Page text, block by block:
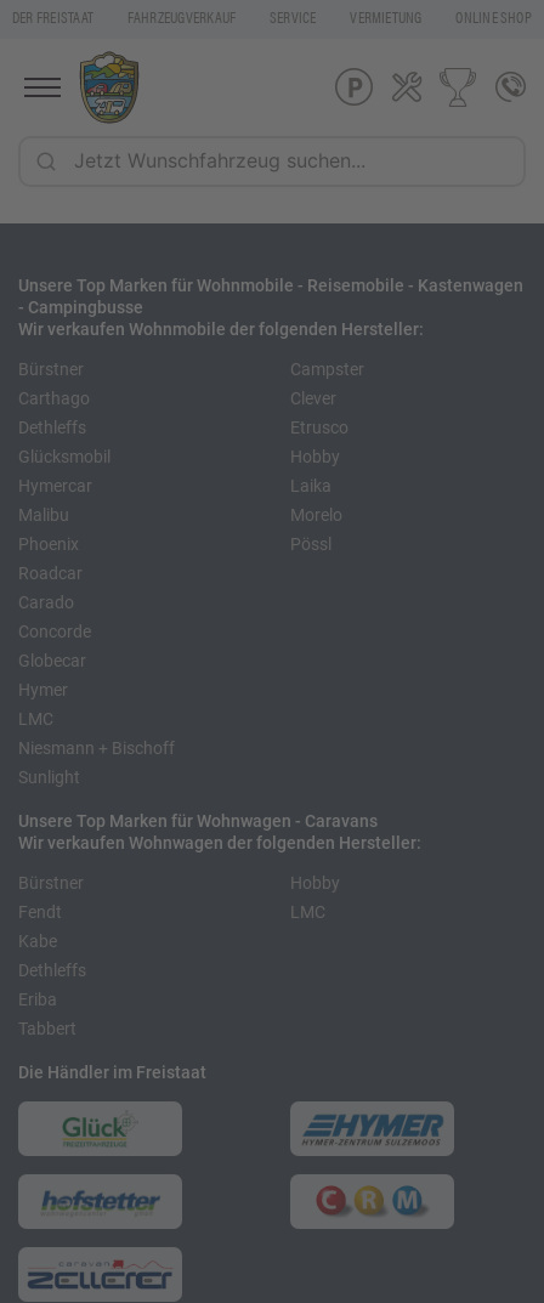
DER FREISTAAT FAHRZEUGVERKAUF SERVICE VERMIETUNG ONLINE SHOP
Unsere Top Marken für Wohnmobile - Reisemobile - Kastenwagen
- Campingbusse
Wir verkaufen Wohnmobile der folgenden Hersteller:
Bürstner
Carthago
Dethleffs
Glücksmobil
Hymercar
Malibu
Phoenix
Roadcar
Campster
Clever
Etrusco
Hobby
Laika
Morelo
Pössl
Carado
Concorde
Globecar
Hymer
LMC
Niesmann + Bischoff
Sunlight
Unsere Top Marken für Wohnwagen - Caravans
Wir verkaufen Wohnwagen der folgenden Hersteller:
Bürstner
Fendt
Kabe
Hobby
LMC
Dethleffs
Eriba
Tabbert
Die Händler im Freistaat